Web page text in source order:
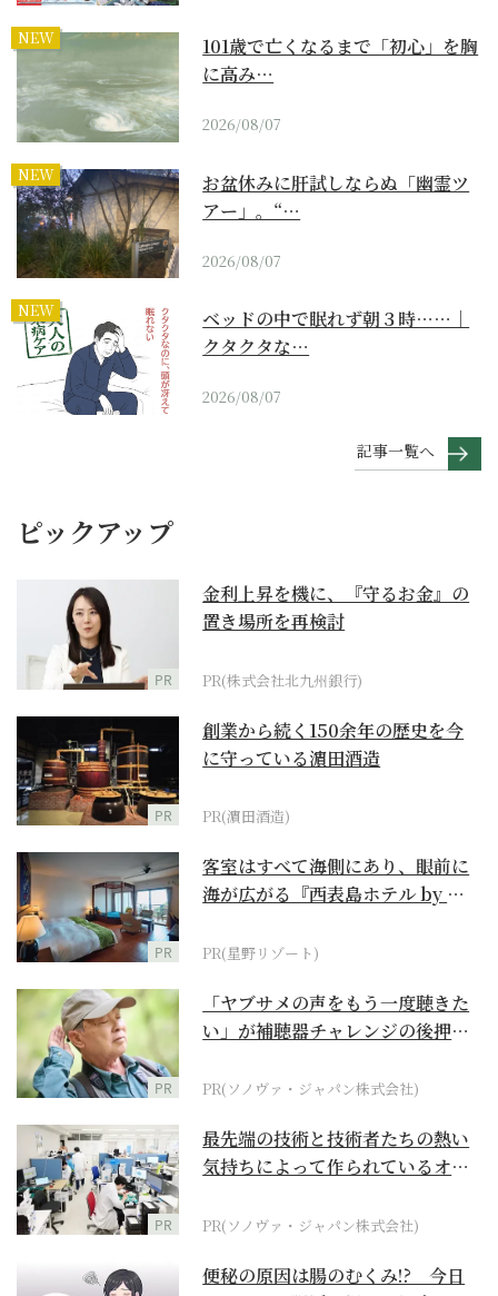
NEW
101歳で亡くなるまで「初心」を胸
に高み…
2026/08/07
NEW
お盆休みに肝試しならぬ「幽霊ツ
アー」。“…
2026/08/07
NEW
ベッドの中で眠れず朝３時……｜
クタクタな…
2026/08/07
記事一覧へ
ピックアップ
PR
金利上昇を機に、『守るお金』の
置き場所を再検討
PR(株式会社北九州銀行)
PR
創業から続く150余年の歴史を今
に守っている濵田酒造
PR(濵田酒造)
PR
客室はすべて海側にあり、眼前に
海が広がる『西表島ホテル by 星
PR(星野リゾート)
PR
「ヤブサメの声をもう一度聴きた
い」が補聴器チャレンジの後押し
PR(ソノヴァ・ジャパン株式会社)
PR
最先端の技術と技術者たちの熱い
気持ちによって作られているオー
PR(ソノヴァ・ジャパン株式会社)
便秘の原因は腸のむくみ!? 今日